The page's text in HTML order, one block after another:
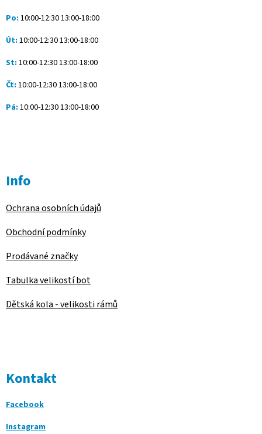
Po: 10:00-12:30 13:00-18:00
Út: 10:00-12:30 13:00-18:00
St: 10:00-12:30 13:00-18:00
Čt: 10:00-12:30 13:00-18:00
Pá: 10:00-12:30 13:00-18:00
Info
Ochrana osobních údajů
Obchodní podmínky
Prodávané značky
Tabulka velikostí bot
Dětská kola - velikosti rámů
Kontakt
Facebook
Instagram